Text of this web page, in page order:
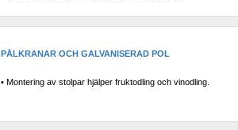
PÅLKRANAR OCH GALVANISERAD POL
• Montering av stolpar hjälper fruktodling och vinodling.